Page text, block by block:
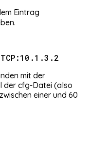
Eintrag
mit der
der cfg-Datei (also
einer und 60